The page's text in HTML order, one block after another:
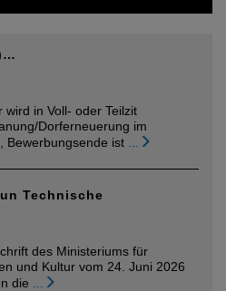
in Voll- oder Teilzit
Dorferneuerung im
Bewerbungsende ist
Technische
des Ministeriums für
und Kultur vom 24. Juni 2026
die